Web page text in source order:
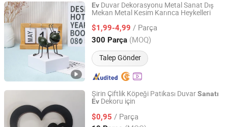
Ev Duvar Dekorasyonu Metal Sanat Dış
Mekan Metal Kesim Karınca Heykelleri
$1,99-4,99 / Parça
300 Parça (MOQ)
Talep Gönder
Fuzhou Liandesheng Trading Co., Ltd
Fujian, China Fiyat 2023
Şirin Çiftlik Köpeği Patikası DuvarSanatı
Ev Dekoru için
$0,95 / Parça
Taizhou Liushun Timber Co., Ltd.